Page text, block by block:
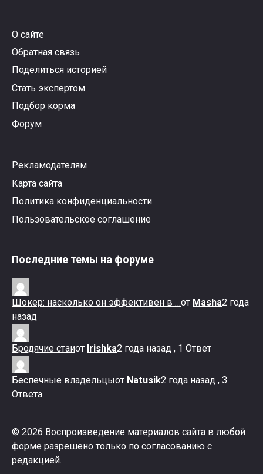
О сайте
Обратная связь
Поделиться историей
Стать экспертом
Подбор корма
Форум
Рекламодателям
Карта сайта
Политика конфиденциальности
Пользовательское соглашение
Последние темы на форуме
Шокер: насколько он эффективен в …от Masha2 года
назад
Бродячие стаиот Irishka2 года назад , 1 Ответ
Беспечные владельцыот Natusik2 года назад , 3
Ответа
© 2026 Воспроизведение материалов сайта в любой
форме разрешено только по согласованию с
редакцией.